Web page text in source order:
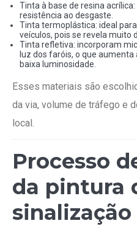
Tinta à base de resina
resistência ao desgaste.
Tinta termoplástica: ideal
veículos, pois se revela muito
Tinta refletiva: incorporam
luz dos faróis, o que aumenta
baixa luminosidade.
Esses materiais são
da via, volume de tráfego e
local.
Processo
da pintura